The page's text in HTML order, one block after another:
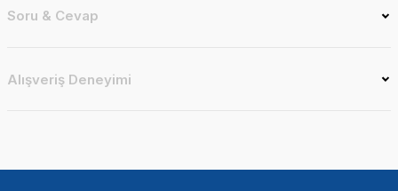
Soru & Cevap
Alışveriş Deneyimi